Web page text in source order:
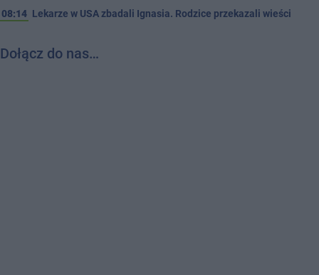
08:14 Lekarze w USA zbadali Ignasia. Rodzice przekazali wieści
Dołącz do nas…